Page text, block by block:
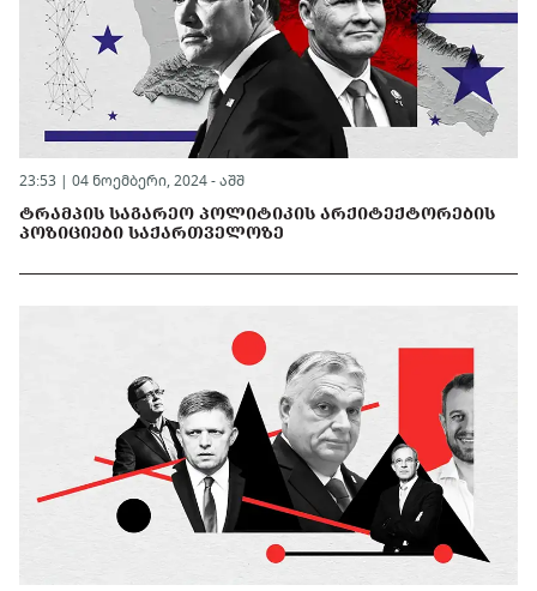
23:53 | 04 ნოემბერი, 2024 - აშშ
ᲢᲠᲐᲛᲞᲘᲡ ᲡᲐᲒᲐᲠᲔᲝ ᲞᲝᲚᲘᲢᲘᲙᲘᲡ ᲐᲠᲥᲘᲢᲔᲥᲢᲝᲠᲔᲑᲘᲡ
ᲞᲝᲖᲘᲪᲘᲔᲑᲘ ᲡᲐᲥᲐᲠᲗᲕᲔᲚᲝᲖᲔ